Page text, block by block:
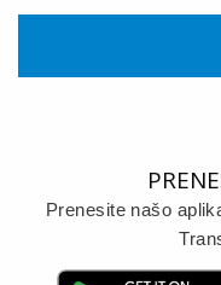
Prenesite našo